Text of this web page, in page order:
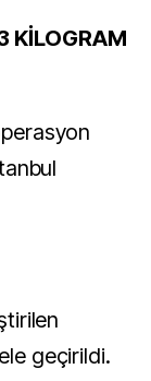
KİLOGRAM
geçirildi.